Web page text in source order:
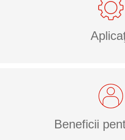
Beneficii